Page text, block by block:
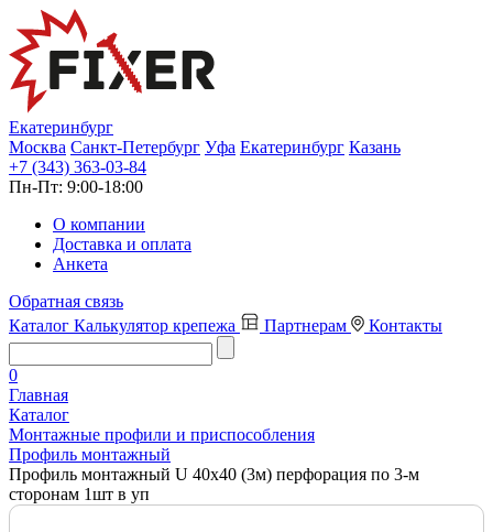
Екатеринбург
Москва Санкт-Петербург Уфа Екатеринбург Казань
+7 (343) 363-03-84
Пн-Пт: 9:00-18:00
О компании
Доставка и оплата
Анкета
Обратная связь
Каталог Калькулятор крепежа Партнерам Контакты
0
Главная
Каталог
Монтажные профили и приспособления
Профиль монтажный
Профиль монтажный U 40х40 (3м) перфорация по 3-м
сторонам 1шт в уп